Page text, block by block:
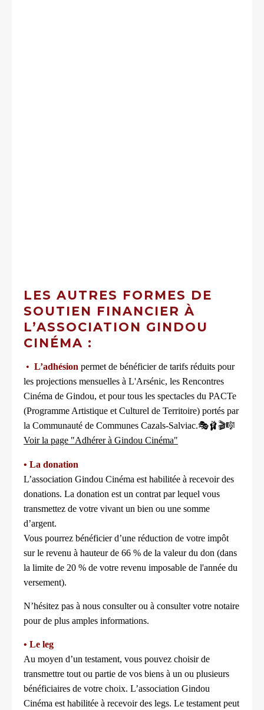
LES AUTRES FORMES DE
SOUTIEN FINANCIER À
L’ASSOCIATION GINDOU
CINÉMA :
• L’adhésion permet de bénéficier de tarifs réduits pour
les projections mensuelles à L'Arsénic, les Rencontres
Cinéma de Gindou, et pour tous les spectacles du PACTe
(Programme Artistique et Culturel de Territoire) portés par
la Communauté de Communes Cazals-Salviac.🎭🩰🎬🎼
Voir la page "Adhérer à Gindou Cinéma"
• La donation
L’association Gindou Cinéma est habilitée à recevoir des
donations. La donation est un contrat par lequel vous
transmettez de votre vivant un bien ou une somme
d’argent.
Vous pourrez bénéficier d’une réduction de votre impôt
sur le revenu à hauteur de 66 % de la valeur du don (dans
la limite de 20 % de votre revenu imposable de l'année du
versement).
N’hésitez pas à nous consulter ou à consulter votre notaire
pour de plus amples informations.
• Le leg
Au moyen d’un testament, vous pouvez choisir de
transmettre tout ou partie de vos biens à un ou plusieurs
bénéficiaires de votre choix. L’association Gindou
Cinéma est habilitée à recevoir des legs. Le testament peut